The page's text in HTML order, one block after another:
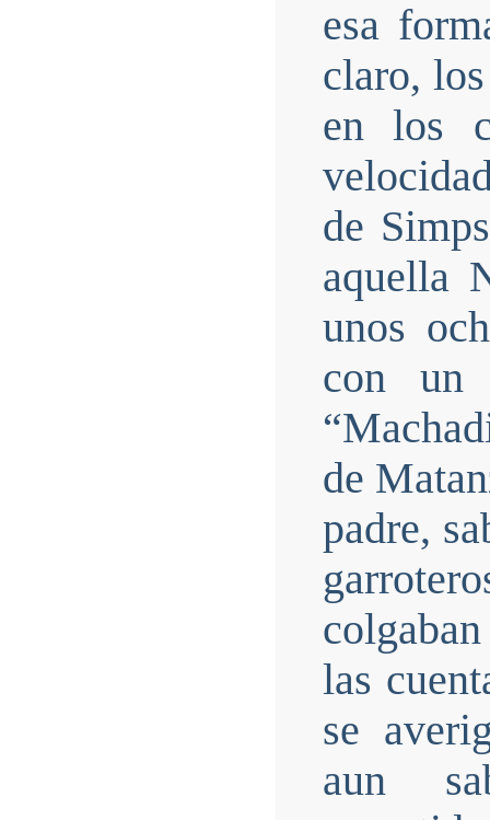
esa
claro,
en los
de
aquella
unos
con un
de
padre,
las
se
aun